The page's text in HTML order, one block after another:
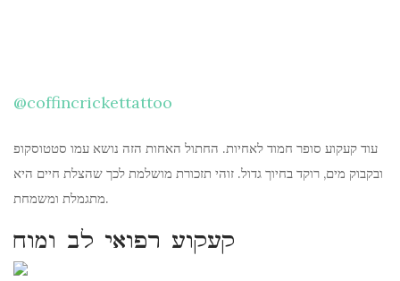
@coffincrickettattoo
עוד קעקוע סופר חמוד לאחיות. החתול האחות הזה נושא עמו סטטוסקופ
ובקבוק מים, רוקד בחיוך גדול. זוהי תזכורת מושלמת לכך שהצלת חיים היא
מתגמלת ומשמחת.
קעקוע רפואי לב ומוח